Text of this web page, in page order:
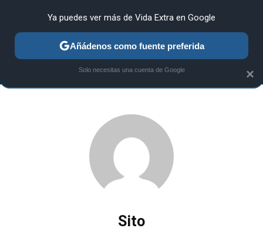
GUÍAS Y TRUCOS PC SONY NINTENDO
Sito
×
Ya puedes ver más de Vida Extra en Google
Añádenos como fuente preferida
Solo necesitas una cuenta de Google